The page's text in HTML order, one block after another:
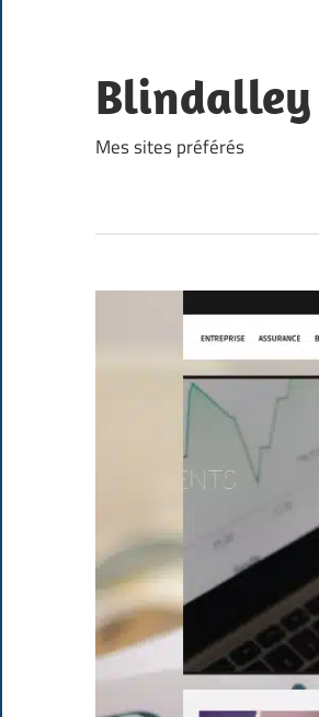
content
Blindalley
Mes sites préférés